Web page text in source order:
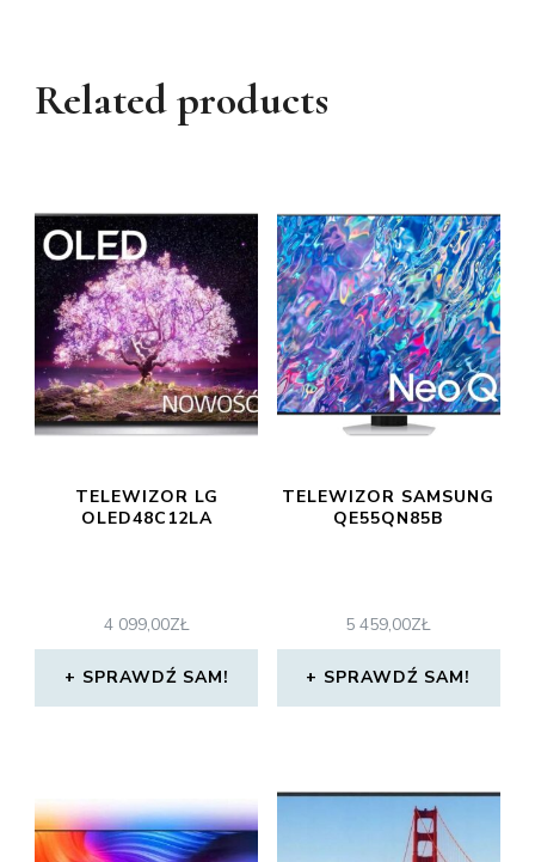
Related products
TELEWIZOR LG
OLED48C12LA
4 099,00ZŁ
SPRAWDŹ SAM!
TELEWIZOR SAMSUNG
QE55QN85B
5 459,00ZŁ
SPRAWDŹ SAM!